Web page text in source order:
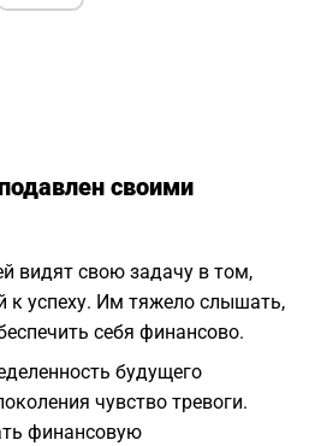
своими
видят свою задачу в том,
к успеху. Им тяжело слышать,
себя финансово.
будущего
чувство тревоги.
финансовую